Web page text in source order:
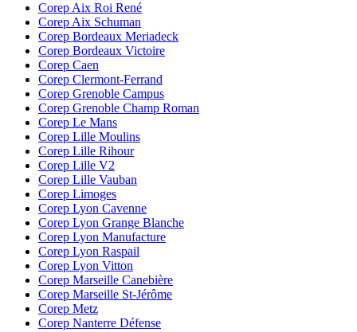
Corep Aix Roi René
Corep Aix Schuman
Corep Bordeaux Meriadeck
Corep Bordeaux Victoire
Corep Caen
Corep Clermont-Ferrand
Corep Grenoble Campus
Corep Grenoble Champ Roman
Corep Le Mans
Corep Lille Moulins
Corep Lille Rihour
Corep Lille V2
Corep Lille Vauban
Corep Limoges
Corep Lyon Cavenne
Corep Lyon Grange Blanche
Corep Lyon Manufacture
Corep Lyon Raspail
Corep Lyon Vitton
Corep Marseille Canebière
Corep Marseille St-Jérôme
Corep Metz
Corep Nanterre Défense